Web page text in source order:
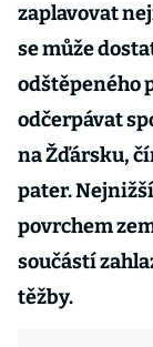
zaplavovat
se může
odštěpeného
odčerpávat
na Žďársku,
pater.
povrchem
součástí
těžby.